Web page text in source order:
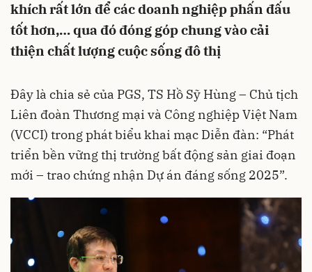
khích rất lớn để các doanh nghiệp phấn đấu
tốt hơn,… qua đó đóng góp chung vào cải
thiện chất lượng cuộc sống đô thị
Đây là chia sẻ của PGS, TS Hồ Sỹ Hùng – Chủ tịch
Liên đoàn Thương mại và Công nghiệp Việt Nam
(VCCI) trong phát biểu khai mạc Diễn đàn: “Phát
triển bền vững thị trường bất động sản giai đoạn
mới – trao chứng nhận Dự án đáng sống 2025”.